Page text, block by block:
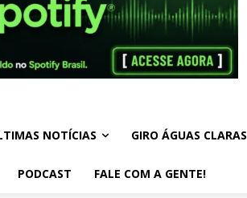
NOTÍCIAS GIRO ÁGUAS CLARAS
PODCAST FALE COM A GENTE!